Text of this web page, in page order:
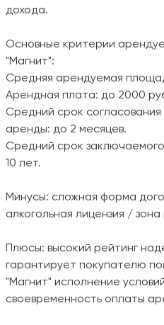
дохода.
Основные критерии
"Магнит":
Средняя арендуемая
Арендная плата: до 2000
Средний срок
аренды: до 2 месяцев.
Средний срок
10 лет.
Минусы: сложная форма
алкогольная лицензия / зона
Плюсы: высокий рейтинг
гарантирует покупателю
"Магнит" исполнение
своевременность оплаты